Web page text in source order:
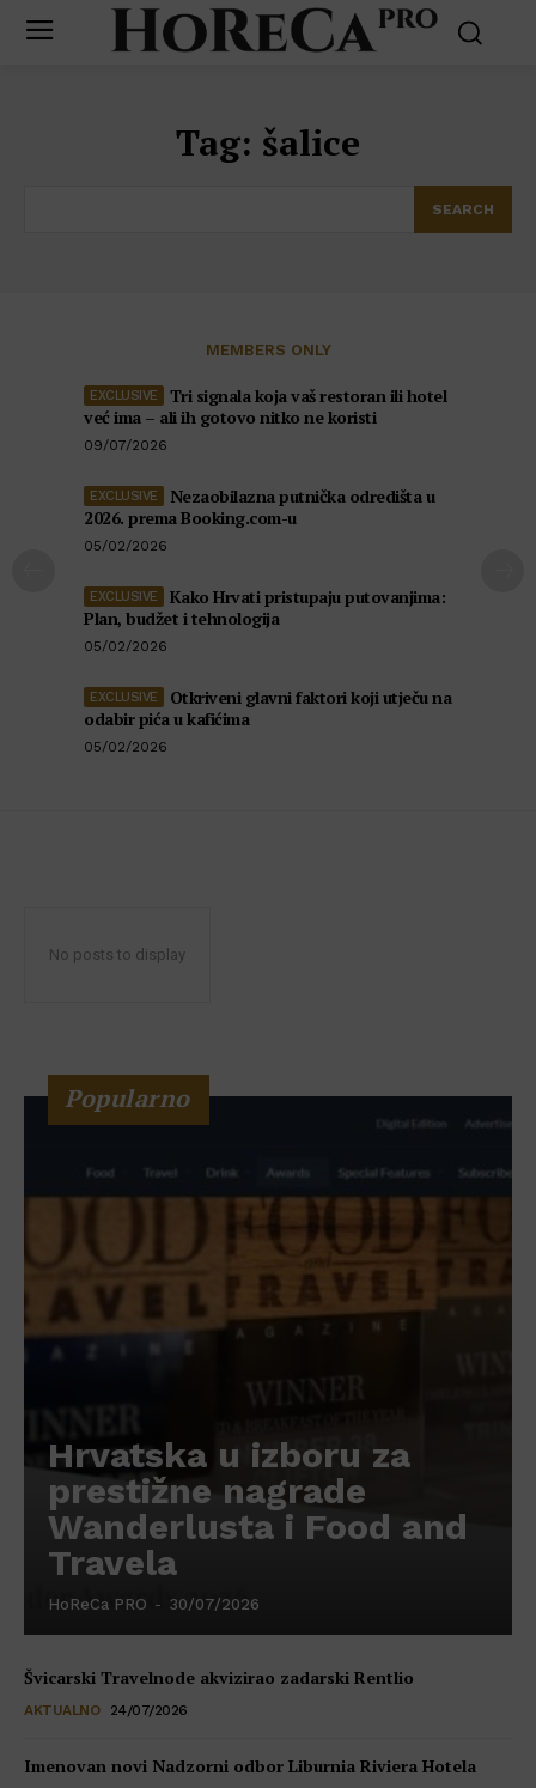
Tag: šalice
SEARCH
MEMBERS ONLY
Tri signala koja vaš restoran ili hotel
već ima – ali ih gotovo nitko ne koristi
09/07/2026
Nezaobilazna putnička odredišta u
2026. prema Booking.com-u
05/02/2026
Kako Hrvati pristupaju putovanjima:
Plan, budžet i tehnologija
05/02/2026
Otkriveni glavni faktori koji utječu na
odabir pića u kafićima
05/02/2026
No posts to display
Popularno
Hrvatska u izboru za
prestižne nagrade
Wanderlusta i Food and
Travela
HoReCa PRO - 30/07/2026
Švicarski Travelnode akvizirao zadarski Rentlio
AKTUALNO 24/07/2026
Imenovan novi Nadzorni odbor Liburnia Riviera Hotela